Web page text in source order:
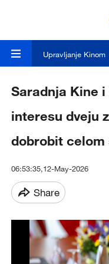
Upravljanje Kinom
Saradnja Kine i
interesu dveju
dobrobit celom
06:53:35,12-May-2026
Share